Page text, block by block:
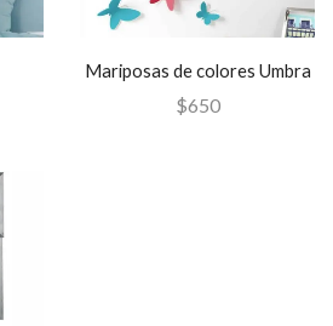
Mariposas de colores Umbra
$650